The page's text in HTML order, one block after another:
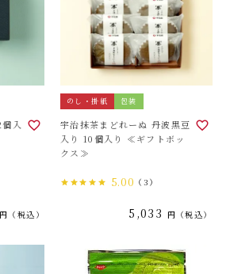
入
税込
のし・掛紙 包装
宇治抹茶まどれーぬ 丹波黒豆
入り 10個入り ≪ギフトボッ
クス≫
5.00 （3）
5,033 税込